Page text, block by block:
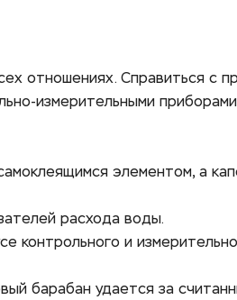
отношениях. Справиться с
измерительными
элементом, а
расхода воды.
контрольного и
барабан удается за